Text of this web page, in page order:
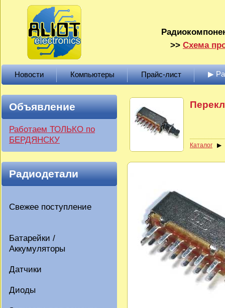
>> Схема
Новости Компьютеры Прайс-лист ▶
Объявление
Работаем ТОЛЬКО по
БЕРДЯНСКУ
Радиодетали
Свежее поступление
Батарейки /
Аккумуляторы
Датчики
Диоды
Каталог